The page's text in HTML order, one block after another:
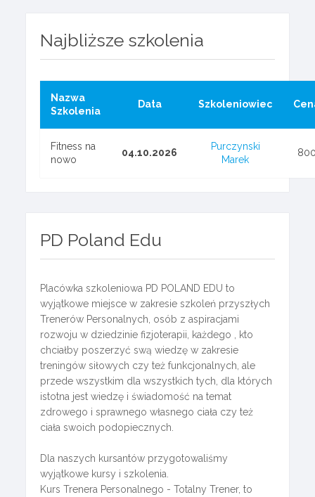
Najbliższe szkolenia
Nazwa
Szkolenia
Data Szkoleniowiec
Fitness na
nowo
04.10.2026
Purczynski
Marek
PD Poland Edu
Placówka szkoleniowa PD POLAND EDU to
wyjątkowe miejsce w zakresie szkoleń przyszłych
Trenerów Personalnych, osób z aspiracjami
rozwoju w dziedzinie fizjoterapii, każdego , kto
chciałby poszerzyć swą wiedzę w zakresie
treningów siłowych czy też funkcjonalnych, ale
przede wszystkim dla wszystkich tych, dla których
istotna jest wiedzę i świadomość na temat
zdrowego i sprawnego własnego ciała czy też
ciała swoich podopiecznych.
Dla naszych kursantów przygotowaliśmy
wyjątkowe kursy i szkolenia.
Kurs Trenera Personalnego - Totalny Trener, to